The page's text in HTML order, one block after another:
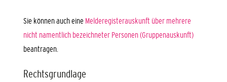
Sie können auch eine Melderegisterauskunft über mehrere
nicht namentlich bezeichneter Personen (Gruppenauskunft)
beantragen.
Rechtsgrundlage